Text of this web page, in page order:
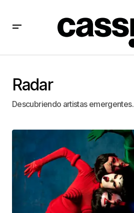
Radar
Descubriendo artistas emergentes.